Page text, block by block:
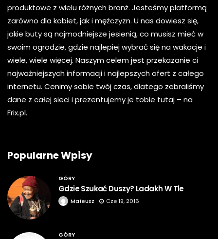
produktowe z wielu różnych branż. Jesteśmy platformą
zarówno dla kobiet, jak i mężczyzn. U nas dowiesz się,
jakie buty są najmodniejsze jesienią, co musisz mieć w
swoim ogrodzie, gdzie najlepiej wybrać się na wakacje i
wiele, wiele więcej. Naszym celem jest przekazanie ci
najważniejszych informacji i najlepszych ofert z całego
internetu. Cenimy sobie twój czas, dlatego zebraliśmy
dane z całej sieci i prezentujemy je tobie tutaj – na
Frix.pl.
Popularne Wpisy
GÓRY
Gdzie Szukać Duszy? Ladakh W Tle
Mateusz Cze 19, 2016
GÓRY